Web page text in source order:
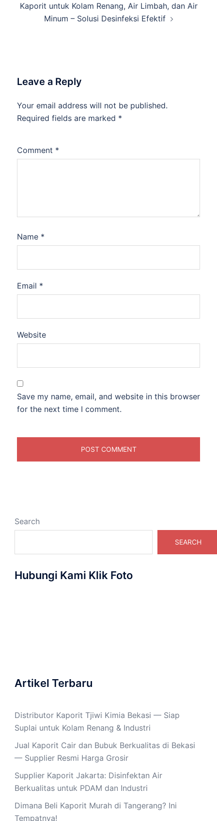
Kaporit untuk Kolam Renang, Air Limbah, dan Air
Minum – Solusi Desinfeksi Efektif
Leave a Reply
Your email address will not be published.
Required fields are marked *
Comment *
Name *
Email *
Website
Save my name, email, and website in this browser
for the next time I comment.
Search
SEARCH
Hubungi Kami Klik Foto
Artikel Terbaru
Distributor Kaporit Tjiwi Kimia Bekasi — Siap
Suplai untuk Kolam Renang & Industri
Jual Kaporit Cair dan Bubuk Berkualitas di Bekasi
— Supplier Resmi Harga Grosir
Supplier Kaporit Jakarta: Disinfektan Air
Berkualitas untuk PDAM dan Industri
Dimana Beli Kaporit Murah di Tangerang? Ini
Tempatnya!